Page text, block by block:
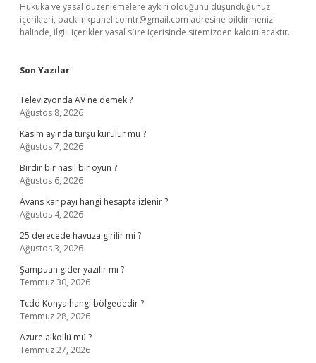
Hukuka ve yasal düzenlemelere aykırı olduğunu düşündüğünüz
içerikleri, backlinkpanelicomtr@gmail.com adresine bildirmeniz
halinde, ilgili içerikler yasal süre içerisinde sitemizden kaldırılacaktır.
Son Yazılar
Televizyonda AV ne demek ?
Ağustos 8, 2026
Kasim ayında turşu kurulur mu ?
Ağustos 7, 2026
Birdir bir nasıl bir oyun ?
Ağustos 6, 2026
Avans kar payı hangi hesapta izlenir ?
Ağustos 4, 2026
25 derecede havuza girilir mi ?
Ağustos 3, 2026
Şampuan gider yazılır mı ?
Temmuz 30, 2026
Tcdd Konya hangi bölgededir ?
Temmuz 28, 2026
Azure alkollü mü ?
Temmuz 27, 2026